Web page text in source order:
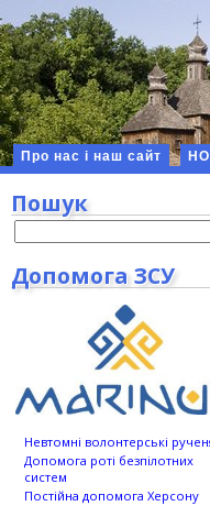
Про нас і наш сайт
Пошук
Допомога ЗСУ
Невтомні волонтерські
Допомога роті безпілотних
систем
Постійна допомога Херсону